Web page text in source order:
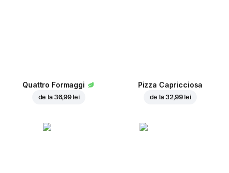
Quattro Formaggi
de la 36,99 lei
Pizza Capricciosa
de la 32,99 lei